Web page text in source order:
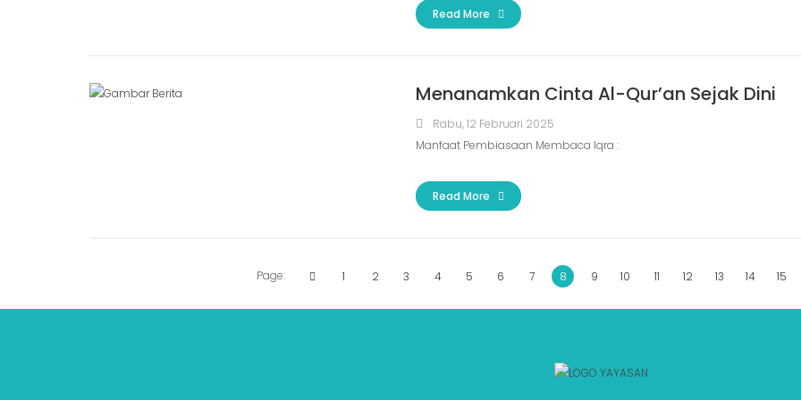
Read More
Menanamkan Cinta Al-Qur’an Sejak Dini
Rabu, 12 Februari 2025
Manfaat Pembiasaan Membaca Iqra :
Read More
1 2 3 4 5 6 7 8 9 10 11 12 13 14 15
Page: